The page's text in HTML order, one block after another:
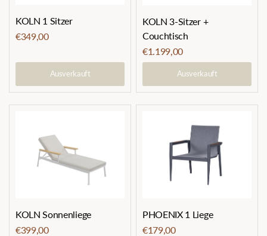
KOLN 1 Sitzer
€349,00
Ausverkauft
KOLN 3-Sitzer +
Couchtisch
€1.199,00
Ausverkauft
KOLN Sonnenliege
€399,00
PHOENIX 1 Liege
€179,00